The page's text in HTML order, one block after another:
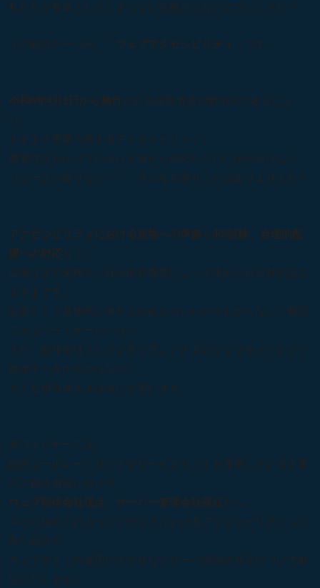
私たちが見落としてしまっている観点はないのでしょうか？
ウェブアクセシビリティ 」です。
令和6年4月1日から施行
される障害者差別解消法の改正によ
重要性はわかっているけど何から始めたらいいかわからない、
リソースが足りない・・・そんなお困りごとはありませんか？
アクセシビリティにおける規格への準拠 や JIS試験
合理的配
慮への対応
企業さまの業種や・社会的影響度によって求められる対応はさ
まざまです。
企業として具体的に何から始めたらいいのかわからない。相談
できるパートナーがいない。
また、制作会社としてクライアントさまのウェブサイトをどう
そんな担当者さまは多いと思います。
本ウェビナーでは、
現在コーポレートサイトやサービスサイトを運用している企業
のご担当者様に向けて、
ウェブ制作会社視点
サーバー管理会社視点
今から始められるウェブサイトにおけるアクセシビリティへの
取り組みや、
ウェブサイトの運用に欠かせないサーバ管理の方法について解